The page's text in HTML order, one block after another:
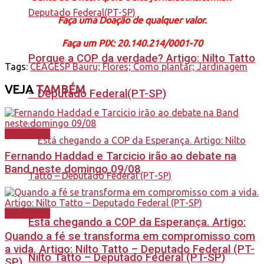
Porque a COP da verdade? Artigo: Nilto Tatto
– Deputado Federal(PT-SP)
Está chegando a COP da Esperança. Artigo:
Nilto Tatto – Deputado Federal (PT-SP)
Faça uma Doação de qualquer valor.
Faça um PIX: 20.140.214/0001-70
Tags: CEAGESP Bauru; Flores; Como plantar; Jardinagem
VEJATAMBÉM
Fernando Haddad e Tarcicio irão ao debate na
Band neste domingo 09/08
Quando a fé se transforma em compromisso com
a vida. Artigo: Nilto Tatto – Deputado Federal (PT-